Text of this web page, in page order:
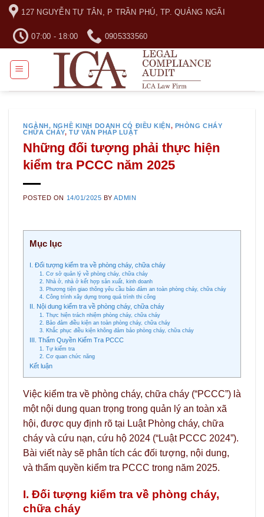
Skip
content
127 NGUYỄN TỰ TÂN, P TRẦN PHÚ, TP. QUẢNG NGÃI
07:00 - 18:00 0905333560
NGÀNH, NGHỀ KINH DOANH CÓ ĐIỀU KIỆN, PHÒNG CHÁY
CHỮA CHÁY,TƯ VẤN PHÁP LUẬT
Những đối tượng phải thực hiện
kiểm tra PCCC năm 2025
POSTED ON 14/01/2025 BYADMIN
Mục lục
I. Đối tượng kiểm tra về phòng cháy, chữa cháy
1. Cơ sở quản lý về phòng cháy, chữa cháy
2. Nhà ở, nhà ở kết hợp sản xuất, kinh doanh
3. Phương tiện giao thông yêu cầu bảo đảm an toàn phòng cháy, chữa cháy
4. Công trình xây dựng trong quá trình thi công
II. Nội dung kiểm tra về phòng cháy, chữa cháy
1. Thực hiện trách nhiệm phòng cháy, chữa cháy
2. Bảo đảm điều kiện an toàn phòng cháy, chữa cháy
3. Khắc phục điều kiện không đảm bảo phòng cháy, chữa cháy
III. Thẩm Quyền Kiểm Tra PCCC
1. Tự kiểm tra
2. Cơ quan chức năng
Kết luận
Việc kiểm tra về phòng cháy, chữa cháy (“PCCC”) là
một nội dung quan trọng trong quản lý an toàn xã
hội, được quy định rõ tại Luật Phòng cháy, chữa
cháy và cứu nạn, cứu hộ 2024 (“Luật PCCC 2024”).
Bài viết này sẽ phân tích các đối tượng, nội dung,
và thẩm quyền kiểm tra PCCC trong năm 2025.
I. Đối tượng kiểm tra về phòng cháy,
chữa cháy